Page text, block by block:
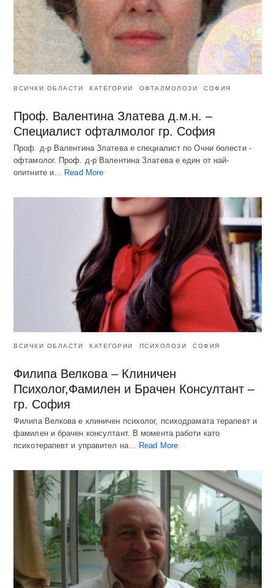
ВСИЧКИ ОБЛАСТИ КАТЕГОРИИ ОФТАЛМОЛОЗИ СОФИЯ
Проф. Валентина Златева д.м.н. –
Специалист офталмолог гр. София
Проф. д-р Валентина Златева е специалист по Очни болести -
офтамолог. Проф. д-р Валентина Златева е един от най-
опитните и… Read More
ВСИЧКИ ОБЛАСТИ КАТЕГОРИИ ПСИХОЛОЗИ СОФИЯ
Филипа Велкова – Клиничен
Психолог,Фамилен и Брачен Консултант –
гр. София
Филипа Велкова е клиничен психолог, психодрамата терапевт и
фамилен и брачен консултант. В момента работи като
психотерапевт и управител на…
Read More